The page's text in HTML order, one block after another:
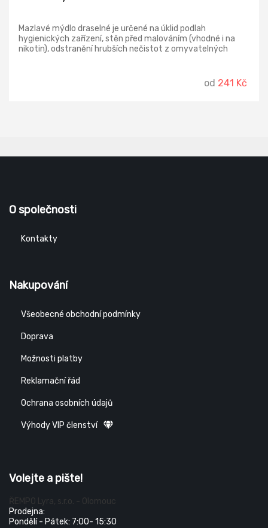
Mazlavé mýdlo draselné je určené na úklid pod­lah
hygienických zařízení, stěn před malováním (vhodné i na
nikotin), odstranění hrubších nečis­tot z omyvatelných
speciálních kluzných prostředků, jako přísada do betonu.
Není vhod­né pro mytí pokožky. Bez parfemace a aditiv.
od 241 Kč
O společnosti
Kontakty
Nakupování
Všeobecné obchodní podmínky
Doprava
Možnosti platby
Reklamační řád
Ochrana osobních údajů
Výhody VIP členství
Volejte a pište!
ŘEMPO Lyra, s.r.o. - Olomouc
Prodejna:
Pondělí - Pátek: 7:00- 15:30